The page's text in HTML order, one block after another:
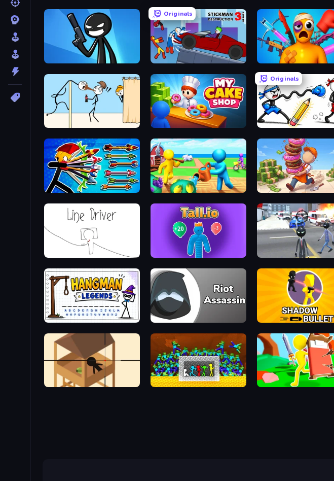
Stickman Bullet Warriors
Originals
Stickman Destruction 3 Heroes Fun Ragdoll Challenge!
My Cake Shop
Originals
Doodle Smash
Archer Ragdoll Masters Farm Land Donut Place
Hangman Legends Riot Assassin Shadow Bullet
Elite Sniper Stick Fighter vs Zombies Bed Wars